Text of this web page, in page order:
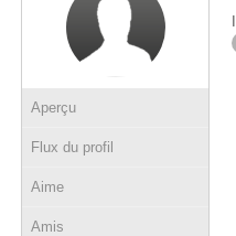
Aperçu
Flux du profil
Aime
Amis